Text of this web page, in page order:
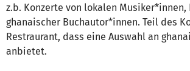
z.b. Konzerte von lokalen Musiker*innen,
ghanaischer Buchautor*innen. Teil des
Restraurant, dass eine Auswahl an
anbietet.